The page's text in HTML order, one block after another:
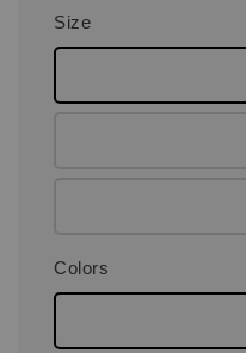
Size
Colors